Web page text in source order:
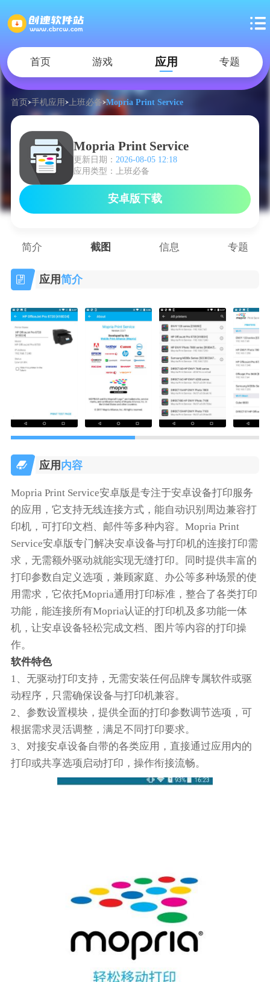
首页 游戏 应用 专题
首页 手机应用 上班必备 Mopria Print Service
Mopria Print Service
更新日期： 2026-08-05 12:18
应用类型：上班必备
安卓版下载
简介 截图 信息 专题
应用简介
应用 内容
Mopria Print Service安卓版是专注于安卓设备打印服务
的应用，它支持无线连接方式，能自动识别周边兼容打
印机，可打印文档、邮件等多种内容。Mopria Print
Service安卓版专门解决安卓设备与打印机的连接打印需
求，无需额外驱动就能实现无缝打印。同时提供丰富的
打印参数自定义选项，兼顾家庭、办公等多种场景的使
用需求，它依托Mopria通用打印标准，整合了各类打印
功能，能连接所有Mopria认证的打印机及多功能一体
机，让安卓设备轻松完成文档、图片等内容的打印操
作。
软件特色
1、无驱动打印支持，无需安装任何品牌专属软件或驱
动程序，只需确保设备与打印机兼容。
2、参数设置模块，提供全面的打印参数调节选项，可
根据需求灵活调整，满足不同打印要求。
3、对接安卓设备自带的各类应用，直接通过应用内的
打印或共享选项启动打印，操作衔接流畅。